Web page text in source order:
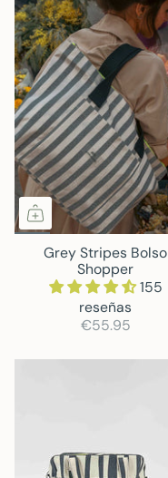
Grey Stripes Bolso
Shopper
155
reseñas
€55.95